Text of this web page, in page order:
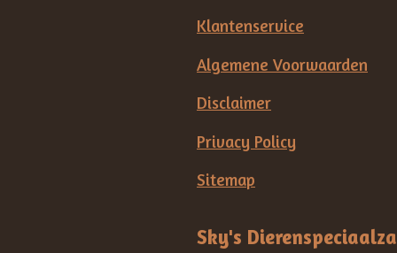
Klantenservice
Algemene Voorwaarden
Disclaimer
Privacy Policy
Sitemap
Sky's